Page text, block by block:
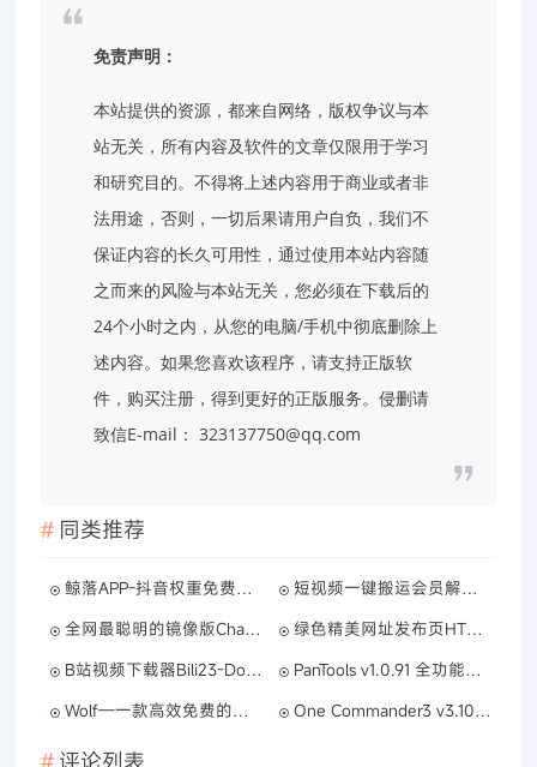
免责声明：
本站提供的资源，都来自网络，版权争议与本
站无关，所有内容及软件的文章仅限用于学习
和研究目的。不得将上述内容用于商业或者非
法用途，否则，一切后果请用户自负，我们不
保证内容的长久可用性，通过使用本站内容随
之而来的风险与本站无关，您必须在下载后的
24个小时之内，从您的电脑/手机中彻底删除上
述内容。如果您喜欢该程序，请支持正版软
件，购买注册，得到更好的正版服务。侵删请
致信E-mail： 323137750@qq.com
同类推荐
鲸落APP-抖音权重免费查询
短视频一键搬运会员解锁版Ver_1_1_2
全网最聪明的镜像版ChatGPT
绿色精美网址发布页HTML单页源码
B站视频下载器Bili23-Downloader v1.70.2绿色版
PanTools v1.0.91 全功能型的网盘批量管理&操作工具
Wolf—一款高效免费的机器人框架
One Commander3 v3.104.1.0 绿色版